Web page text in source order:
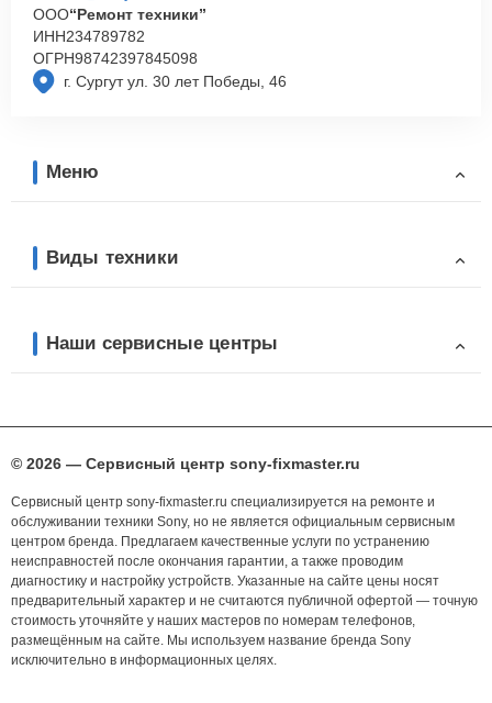
г. Сургут ул. 30 лет Победы, 46
ООО“Ремонт техники”
ИНН234789782
ОГРН98742397845098
Меню
Виды техники
Наши сервисные центры
© 2026 — Сервисный центр sony-fixmaster.ru
Сервисный центр sony-fixmaster.ru специализируется на ремонте и
обслуживании техники Sony, но не является официальным сервисным
центром бренда. Предлагаем качественные услуги по устранению
неисправностей после окончания гарантии, а также проводим
диагностику и настройку устройств. Указанные на сайте цены носят
предварительный характер и не считаются публичной офертой — точную
стоимость уточняйте у наших мастеров по номерам телефонов,
размещённым на сайте. Мы используем название бренда Sony
исключительно в информационных целях.